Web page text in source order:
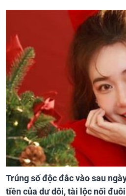
Trúng số độc đắc vào sau
tiền của dư dôi, tài lộc nối